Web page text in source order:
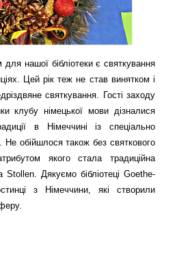
нашої бібліотеки є святкування
Цей рік теж не став винятком і
святкування. Гості заходу
клубу німецької мови дізналися
в Німеччині із спеціально
Не обійшлося також без святкового
якого стала традиційна
Stollen. Дякуємо бібліотеці Goethe-
з Німеччини, які створили